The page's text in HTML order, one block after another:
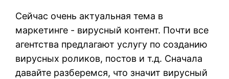
Сейчас очень актуальная тема в
маркетинге - вирусный контент. Почти все
агентства предлагают услугу по созданию
вирусных роликов, постов и т.д. Сначала
давайте разберемся, что значит вирусный